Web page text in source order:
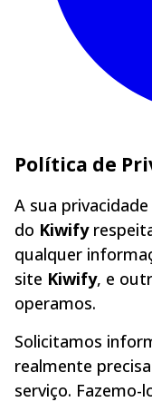
Política de
A sua
do Kiwify
qualquer
site Kiwify, e
operamos.
Solicitamos
realmente
serviço.